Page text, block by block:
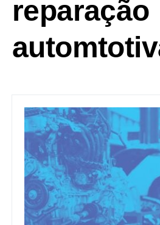
reparação